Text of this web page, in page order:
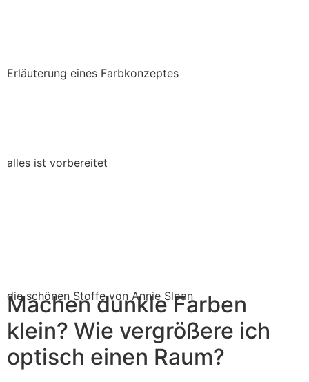
Erläuterung eines Farbkonzeptes
alles ist vorbereitet
die schönen Stoffe von Annie Sloan
Machen dunkle Farben
klein? Wie vergrößere ich
optisch einen Raum?